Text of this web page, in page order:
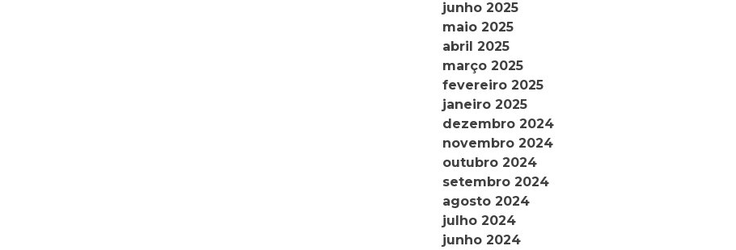
junho 2025
maio 2025
abril 2025
março 2025
fevereiro 2025
janeiro 2025
dezembro 2024
novembro 2024
outubro 2024
setembro 2024
agosto 2024
julho 2024
junho 2024